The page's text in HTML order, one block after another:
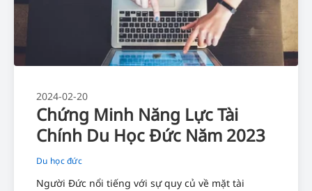
2024-02-20
Chứng Minh Năng Lực Tài
Chính Du Học Đức Năm 2023
Du học đức
Người Đức nổi tiếng với sự quy củ về mặt tài